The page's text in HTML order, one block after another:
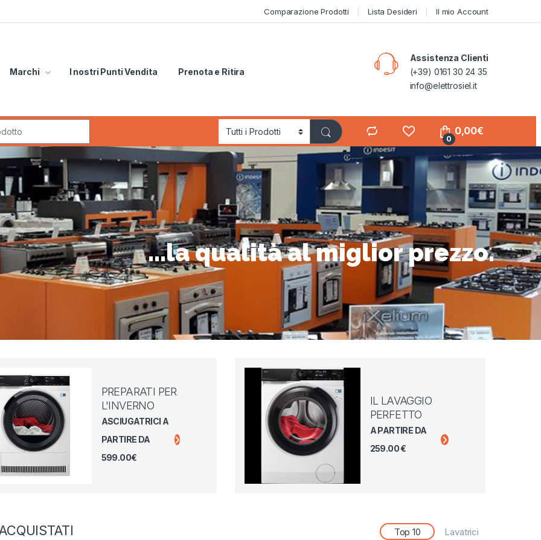
Comparazione Prodotti Lista Desideri Il mio Account
Marchi I nostri Punti Vendita Prenota e Ritira
Assistenza Clienti
(+39) 0161 30 24 35
info@elettrosiel.it
0
0,00€
...la qualità al miglior prezzo.
PREPARATI PER
L'INVERNO
ASCIUGATRICI A
PARTIRE DA
599.00€
IL LAVAGGIO
PERFETTO
A PARTIRE DA
259.00 €
Top 10 Lavatrici